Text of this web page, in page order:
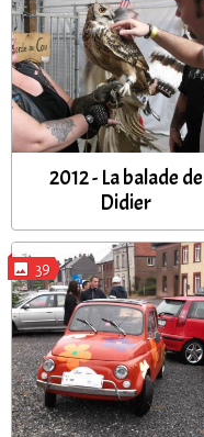
2012 - La balade de
Didier
39